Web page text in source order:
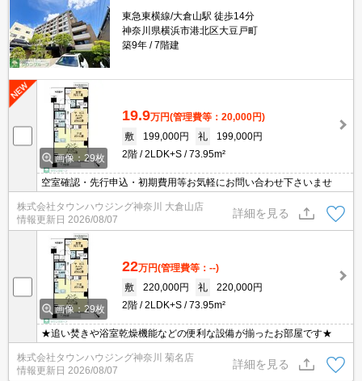
東急東横線/大倉山駅 徒歩14分
神奈川県横浜市港北区大豆戸町
築9年
7階建
画像：29枚
19.9万円(管理費等：20,000円)
敷
199,000円 礼
199,000円
2階
2LDK+S 73.95m²
空室確認・先行申込・初期費用等お気軽にお問い合わせ下さいませ
株式会社タウンハウジング神奈川 大倉山店
情報更新日 2026/08/07
詳細を見る
画像：29枚
22万円(管理費等：--)
敷
220,000円 礼
220,000円
2階
2LDK+S 73.95m²
★追い焚きや浴室乾燥機能などの便利な設備が揃ったお部屋です★
株式会社タウンハウジング神奈川 菊名店
情報更新日 2026/08/07
詳細を見る